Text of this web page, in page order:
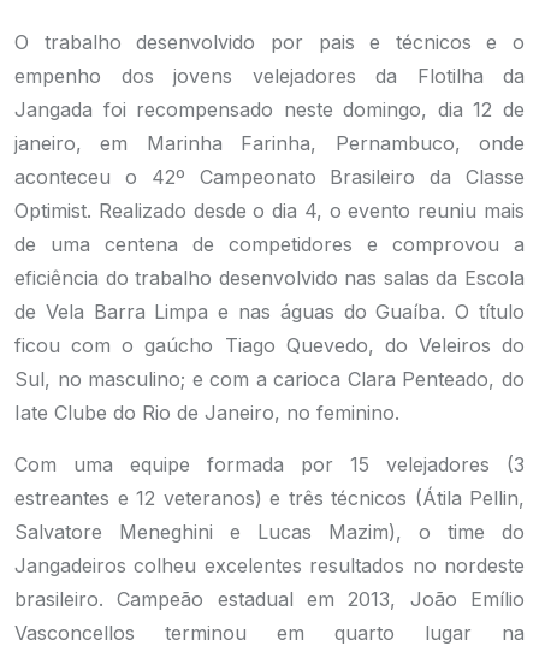
O trabalho desenvolvido por pais e técnicos e o
empenho dos jovens velejadores da Flotilha da
Jangada foi recompensado neste domingo, dia 12 de
janeiro, em Marinha Farinha, Pernambuco, onde
aconteceu o 42º Campeonato Brasileiro da Classe
Optimist. Realizado desde o dia 4, o evento reuniu mais
de uma centena de competidores e comprovou a
eficiência do trabalho desenvolvido nas salas da Escola
de Vela Barra Limpa e nas águas do Guaíba. O título
ficou com o gaúcho Tiago Quevedo, do Veleiros do
Sul, no masculino; e com a carioca Clara Penteado, do
Iate Clube do Rio de Janeiro, no feminino.
Com uma equipe formada por 15 velejadores (3
estreantes e 12 veteranos) e três técnicos (Átila Pellin,
Salvatore Meneghini e Lucas Mazim), o time do
Jangadeiros colheu excelentes resultados no nordeste
brasileiro. Campeão estadual em 2013, João Emílio
Vasconcellos terminou em quarto lugar na